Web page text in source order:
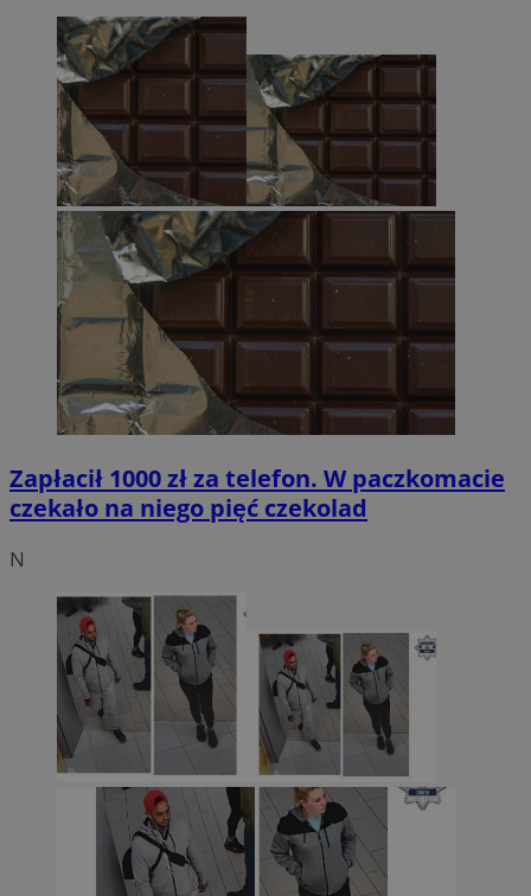
Zapłacił 1000 zł za telefon. W paczkomacie
czekało na niego pięć czekolad
N